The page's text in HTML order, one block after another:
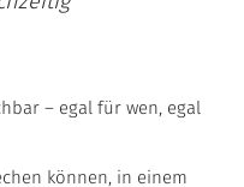
– egal für wen, egal
können, in einem